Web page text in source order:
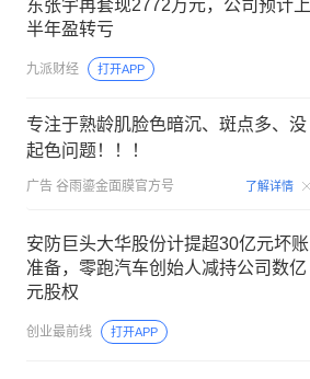
东张宇再套现2772万元，公司预计上
半年盈转亏
九派财经 打开APP
专注于熟龄肌脸色暗沉、斑点多、没
起色问题！！！
广告 谷雨鎏金面膜官方号 了解详情
安防巨头大华股份计提超30亿元坏账
准备，零跑汽车创始人减持公司数亿
元股权
创业最前线 打开APP